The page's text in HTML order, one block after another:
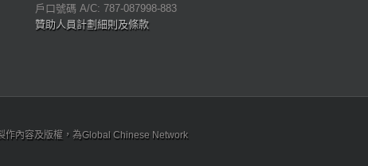
戶口號碼 A/C: 787-087998-883
贊助人員計劃細則及條款
作內容及版權，為Global Chinese Network